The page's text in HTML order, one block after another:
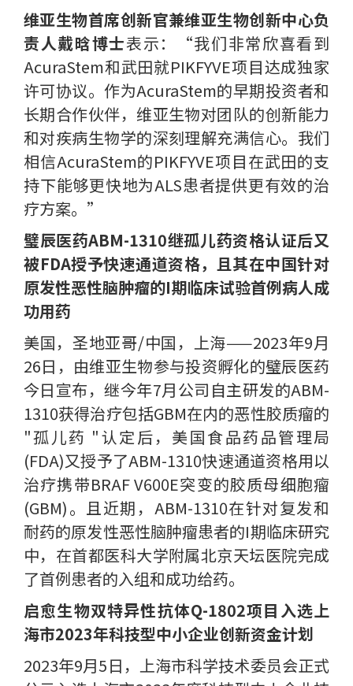
维亚生物首席创新官兼维亚生物创新中心负
责人戴晗博士表示：“我们非常欣喜看到
AcuraStem和武田就PIKFYVE项目达成独家
许可协议。作为AcuraStem的早期投资者和
长期合作伙伴，维亚生物对团队的创新能力
和对疾病生物学的深刻理解充满信心。我们
相信AcuraStem的PIKFYVE项目在武田的支
持下能够更快地为ALS患者提供更有效的治
疗方案。”
璧辰医药ABM-1310继孤儿药资格认证后又
被FDA授予快速通道资格，且其在中国针对
原发性恶性脑肿瘤的I期临床试验首例病人成
功用药
美国，圣地亚哥/中国，上海——2023年9月
26日，由维亚生物参与投资孵化的璧辰医药
今日宣布，继今年7月公司自主研发的ABM-
1310获得治疗包括GBM在内的恶性胶质瘤的
"孤儿药 "认定后，美国食品药品管理局
(FDA)又授予了ABM-1310快速通道资格用以
治疗携带BRAF V600E突变的胶质母细胞瘤
(GBM)。且近期，ABM-1310在针对复发和
耐药的原发性恶性脑肿瘤患者的I期临床研究
中，在首都医科大学附属北京天坛医院完成
了首例患者的入组和成功给药。
启愈生物双特异性抗体Q-1802项目入选上
海市2023年科技型中小企业创新资金计划
2023年9月5日，上海市科学技术委员会正式